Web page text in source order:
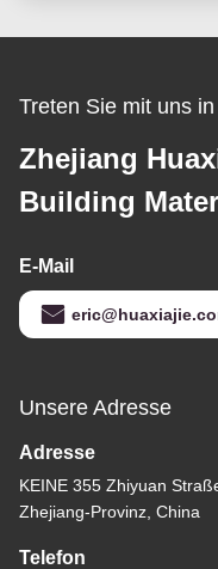
Treten Sie mit uns
Zhejiang
Building
E-Mail
Unsere Adresse
Adresse
KEINE 355 Zhiyuan
Zhejiang-Provinz, China
Telefon